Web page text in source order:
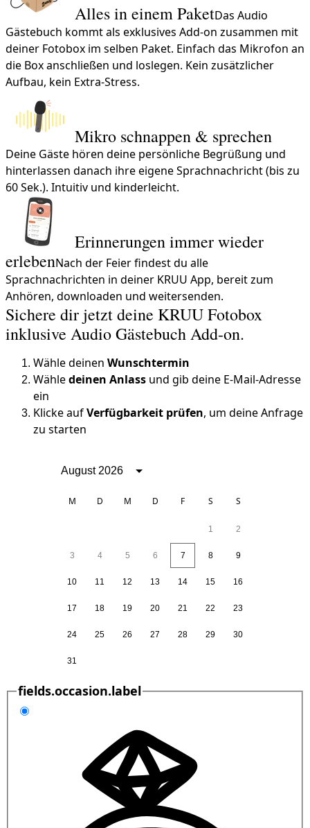
Alles in einem PaketDas Audio
Gästebuch kommt als exklusives Add-on zusammen mit
deiner Fotobox im selben Paket. Einfach das Mikrofon an
die Box anschließen und loslegen. Kein zusätzlicher
Aufbau, kein Extra-Stress.
Mikro schnappen & sprechen
Deine Gäste hören deine persönliche Begrüßung und
hinterlassen danach ihre eigene Sprachnachricht (bis zu
60 Sek.). Intuitiv und kinderleicht.
Erinnerungen immer wieder
erlebenNach der Feier findest du alle
Sprachnachrichten in deiner KRUU App, bereit zum
Anhören, downloaden und weitersenden.
Sichere dir jetzt deine KRUU Fotobox
inklusive Audio Gästebuch Add-on.
Wähle deinen Wunschtermin
Wähledeinen Anlass und gib deine E-Mail-Adresse
ein
Klicke aufVerfügbarkeit prüfen, um deine Anfrage
zu starten
August 2026
M D M D F S S
1 2
3 4 5 6 7 8 9
10 11 12 13 14 15 16
17 18 19 20 21 22 23
24 25 26 27 28 29 30
31
fields.occasion.label